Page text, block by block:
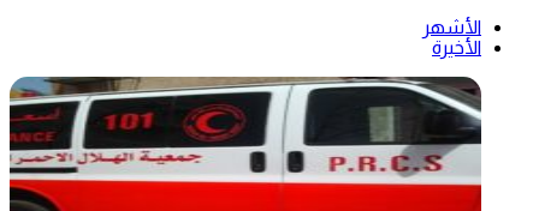
الأشهر
الأخيرة